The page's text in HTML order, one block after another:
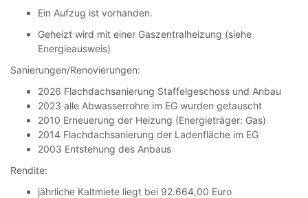
Ein Aufzug ist vorhanden.
Geheizt wird mit einer Gaszentralheizung (siehe
Energieausweis)
Sanierungen/Renovierungen:
2026 Flachdachsanierung Staffelgeschoss und Anbau
2023 alle Abwasserrohre im EG wurden getauscht
2010 Erneuerung der Heizung (Energieträger: Gas)
2014 Flachdachsanierung der Ladenfläche im EG
2003 Entstehung des Anbaus
Rendite:
jährliche Kaltmiete liegt bei 92.664,00 Euro